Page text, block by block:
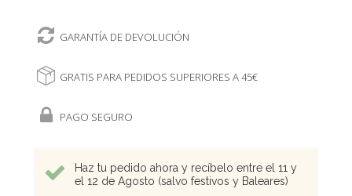
GARANTÍA DE DEVOLUCIÓN
GRATIS PARA PEDIDOS SUPERIORES A 45€
PAGO SEGURO
Haz tu pedido ahora y recíbelo entre el 11 y
el 12 de Agosto (salvo festivos y Baleares)